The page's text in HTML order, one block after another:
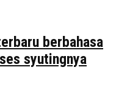
berbahasa
syutingnya